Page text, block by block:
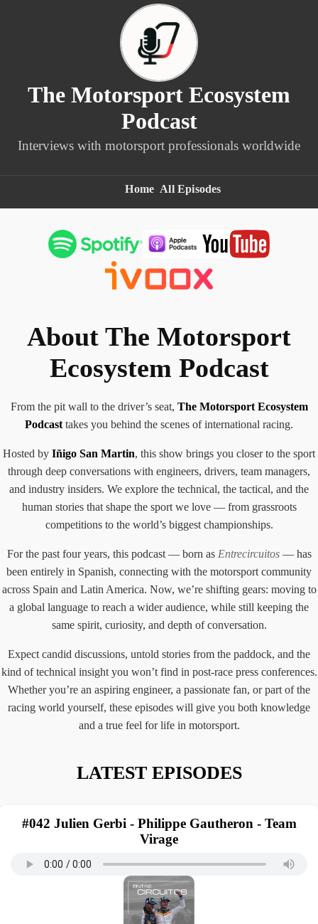
The Motorsport Ecosystem
Podcast
Interviews with motorsport professionals worldwide
Home All Episodes
About The Motorsport
Ecosystem Podcast
From the pit wall to the driver’s seat, The Motorsport Ecosystem
Podcast takes you behind the scenes of international racing.
Hosted by Iñigo San Martin, this show brings you closer to the sport
through deep conversations with engineers, drivers, team managers,
and industry insiders. We explore the technical, the tactical, and the
human stories that shape the sport we love — from grassroots
competitions to the world’s biggest championships.
For the past four years, this podcast — born as Entrecircuitos— has
been entirely in Spanish, connecting with the motorsport community
across Spain and Latin America. Now, we’re shifting gears: moving to
a global language to reach a wider audience, while still keeping the
same spirit, curiosity, and depth of conversation.
Expect candid discussions, untold stories from the paddock, and the
kind of technical insight you won’t find in post-race press conferences.
Whether you’re an aspiring engineer, a passionate fan, or part of the
racing world yourself, these episodes will give you both knowledge
and a true feel for life in motorsport.
LATEST EPISODES
#042 Julien Gerbi - Philippe Gautheron - Team
Virage